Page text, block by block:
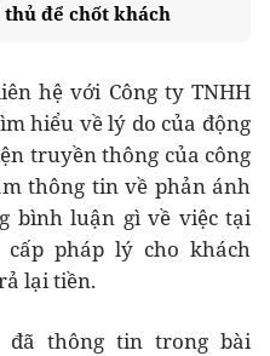
để chốt khách
hệ với Công ty TNHH
hiểu về lý do của động
truyền thông của công
thông tin về phản ánh
bình luận gì về việc tại
pháp lý cho khách
lại tiền.
đã thông tin trong bài